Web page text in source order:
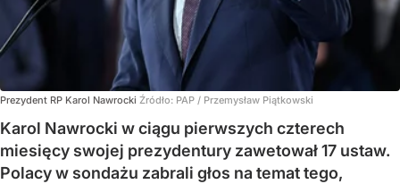
Prezydent RP Karol Nawrocki Źródło: PAP / Przemysław Piątkowski
Karol Nawrocki w ciągu pierwszych czterech
miesięcy swojej prezydentury zawetował 17 ustaw.
Polacy w sondażu zabrali głos na temat tego,